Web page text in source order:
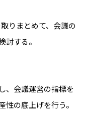
りまとめて、会議の
討する。
、会議運営の指標を
の底上げを行う。